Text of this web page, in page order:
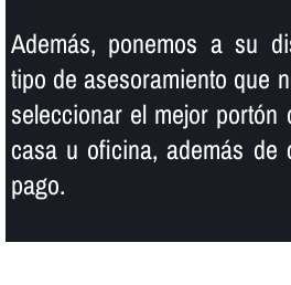
Además, ponemos a su
tipo de asesoramiento que
seleccionar el mejor portón
casa u oficina, además de
pago.